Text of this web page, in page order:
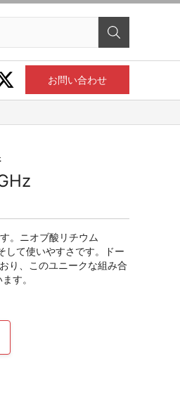
お問い合わせ
。ニオブ酸リチウム
して使いやすさです。ドー
り、このユニークな組み合
す。